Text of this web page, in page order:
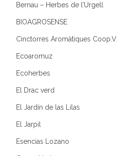
Bernau – Herbes de l’Urgell
BIOAGROSENSE
Cinctorres Aromàtiques Coop.V.
Ecoaromuz
Ecoherbes
El Drac verd
El Jardín de las Lilas
El Jarpil
Esencias Lozano